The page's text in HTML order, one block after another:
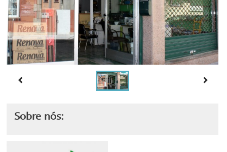
Sobre nós: